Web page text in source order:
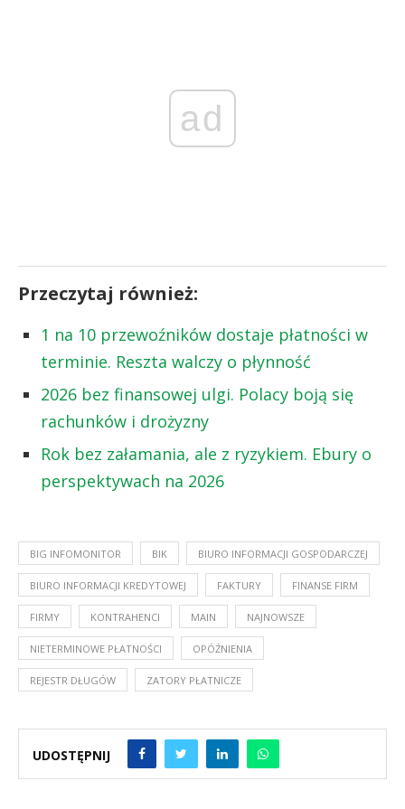
ad
Przeczytaj również:
1 na 10 przewoźników dostaje płatności w
terminie. Reszta walczy o płynność
2026 bez finansowej ulgi. Polacy boją się
rachunków i drożyzny
Rok bez załamania, ale z ryzykiem. Ebury o
perspektywach na 2026
BIG INFOMONITOR BIK BIURO INFORMACJI GOSPODARCZEJ
BIURO INFORMACJI KREDYTOWEJ FAKTURY FINANSE FIRM
FIRMY KONTRAHENCI MAIN NAJNOWSZE
NIETERMINOWE PŁATNOŚCI OPÓŹNIENIA
REJESTR DŁUGÓW ZATORY PŁATNICZE
UDOSTĘPNIJ